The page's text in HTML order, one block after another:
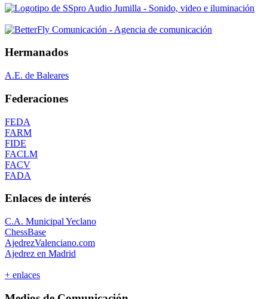
Hermanados
A.E. de Baleares
Federaciones
FEDA
FARM
FIDE
FACLM
FACV
FADA
Enlaces de interés
C.A. Municipal Yeclano
ChessBase
AjedrezValenciano.com
Ajedrez en Madrid
+ enlaces